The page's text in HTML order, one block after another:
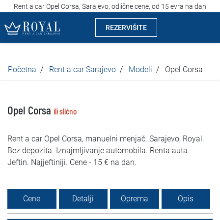
Rent a car Opel Corsa, Sarajevo, odlične cene, od 15 evra na dan
REZERVIŠITE
Kompanija
Iznajmljivanje vozila
Uslovi najma
Početna Rent a car Sarajevo Modeli Opel Corsa
Opel Corsa ili slično
Rent a car Opel Corsa, manuelni menjač. Sarajevo, Royal.
Bez depozita. Iznajmljivanje automobila. Renta auta.
Jeftin. Najjeftiniji. Cene - 15 € na dan.
Cene Detalji Oprema Opis